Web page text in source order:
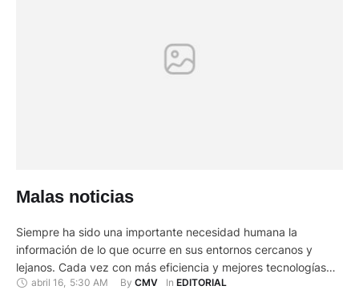
Malas noticias
Siempre ha sido una importante necesidad humana la
información de lo que ocurre en sus entornos cercanos y
lejanos. Cada vez con más eficiencia y mejores tecnologías
los medios de comunicación cumplen con este propósito.
abril 16 5:30 AM By CMV In EDITORIAL